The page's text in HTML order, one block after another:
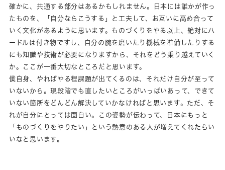
確かに、共通する部分はあるかもしれません。日本には誰かが作っ
たものを、「自分ならこうする」と工夫して、お互いに高め合って
いく文化があるように思います。ものづくりをやる以上、絶対にハ
ードルは付き物ですし、自分の腕を磨いたり機械を準備したりする
にも知識や技術が必要になりますから、それをどう乗り越えていく
か。ここが一番大切なところだと思います。
僕自身、やればやる程課題が出てくるのは、それだけ自分が至って
いないから。現段階でも直したいところがいっぱいあって、できて
いない箇所をどんどん解決していかなければと思います。ただ、そ
れが自分にとっては面白い。この姿勢が伝わって、日本にもっと
「ものづくりをやりたい」という熱意のある人が増えてくれたらい
いなと思います。